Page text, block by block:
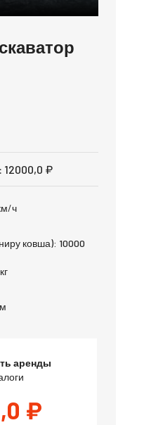
: 12000,0 ₽
ч
ковша): 10000
кг
аренды
₽